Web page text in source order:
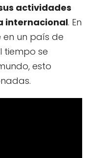
actividades
internacional. En
en un país de
tiempo se
esto